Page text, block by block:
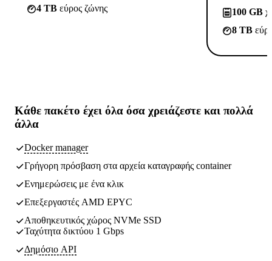
4 TB εύρος ζώνης
100 GB
8 TB
Κάθε πακέτο έχει όλα όσα χρειάζεστε και πολλά
άλλα
Docker manager
Γρήγορη πρόσβαση στα αρχεία καταγραφής container
Ενημερώσεις με ένα κλικ
Επεξεργαστές AMD EPYC
Αποθηκευτικός χώρος NVMe SSD
Ταχύτητα δικτύου 1 Gbps
Δημόσιο API